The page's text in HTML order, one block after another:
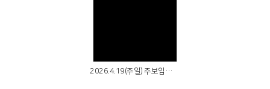
2026.4.19(주일) 주보입니다